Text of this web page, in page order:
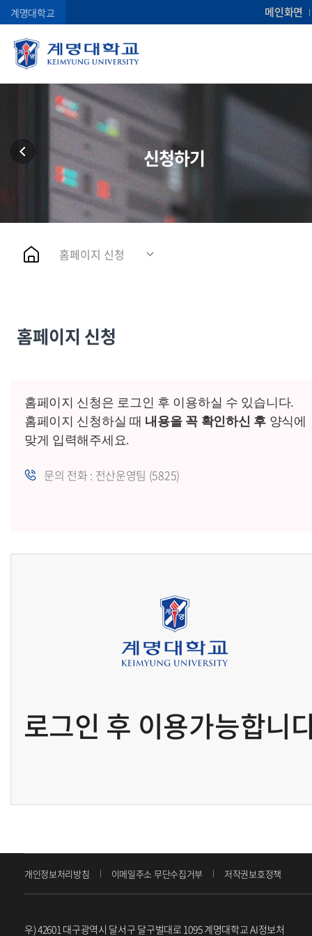
계명대학교 메인화면
신청하기
홈페이지 신청
홈페이지 신청
홈페이지 신청은 로그인 후 이용하실 수 있습니다.
홈페이지 신청하실 때 내용을 꼭 확인하신 후양식에
맞게 입력해주세요.
문의 전화 : 전산운영팀 (5825)
로그인 후 이용가능합니
개인정보처리방침 이메일주소 무단수집거부 저작권보호정책
우) 42601 대구광역시 달서구 달구벌대로 1095 계명대학교 AI정보처